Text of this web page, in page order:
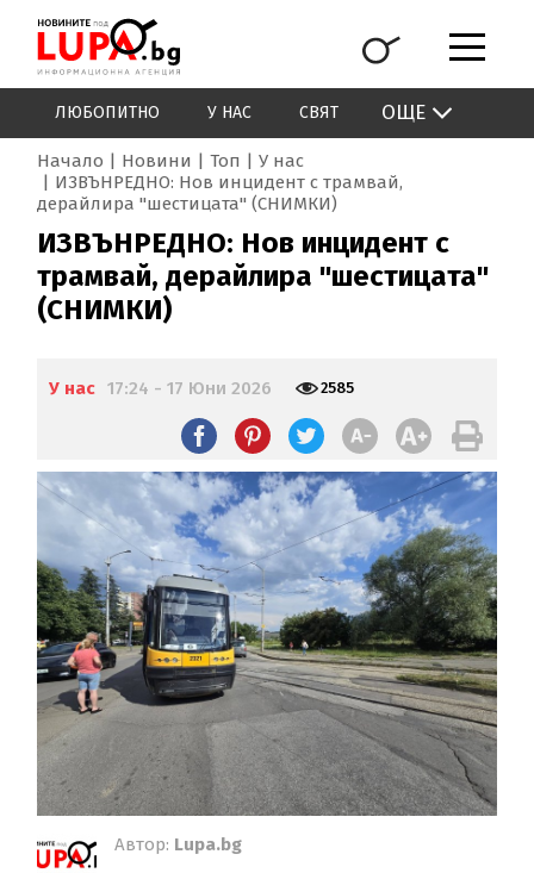
ЛЮБОПИТНО У НАС СВЯТ ОЩЕ
Начало Новини Топ
У нас
ИЗВЪНРЕДНО: Нов инцидент с трамвай,
дерайлира "шестицата" (СНИМКИ)
ИЗВЪНРЕДНО: Нов инцидент с
трамвай, дерайлира "шестицата"
(СНИМКИ)
У нас 17:24 - 17 Юни 2026 2585
Автор: Lupa.bg